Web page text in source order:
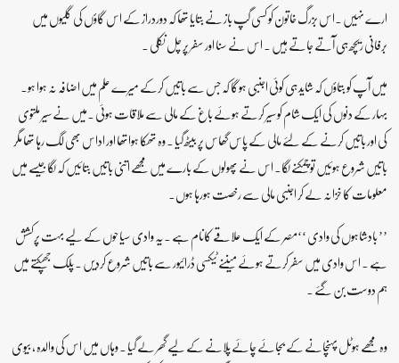
ارے نہیں ۔اس بزرگ خاتون کو کسی گپ باز نے بتایا تھا کہ دوردراز کے اس گاؤں کی گلیوں میں
برفانی ریچھ ہی آتے جاتے ہیں ۔ اس نے سنا اور سفر پر چل نکلی ۔
میں آپ کو بتاؤں کہ شاید ہی کوئی اجنبی ہوگا کہ جس سے باتیں کرکے میرے علم میں اضافہ نہ ہوا ہو۔
بہار کے دنوں کی ایک شام کو سیر کرتے ہوئے باغ کے مالی سے ملاقات ہوئی ۔میں نے سیر ملتوی
کی اور باتیں کرنے کے لئے مالی کے پاس گھاس پر بیٹھ گیا ۔ وہ تھکا ہواتھا اور اداس بھی لگ رہا تھا مگر
باتیں شروع ہوئیں تو چمکنے لگا۔ اس نے پھولوں کے بارے میں مجھے اتنی باتیں بتائیں کہ لگا جیسے میں
معلومات کا خزانہ لے کر اجنبی مالی سے رخصت ہورہا ہوں۔
’’ بادشاہوں کی وادی ‘‘مصر کے ایک علاقے کانام ہے ۔یہ وادی سیاحوں کے لیے بہت پرکشش
ہے ۔ اس وادی میں سفر کرتے ہوئے میںنے ٹیکسی ڈرائیور سے باتیں شروع کردیں ۔ پلک جھپکتے میں
ہم دوست بن گئے ۔
وہ مجھے ہوٹل پہنچانے کے بجائے چائے پلانے کے لیے گھر لے گیا ۔ وہاں میں اس کی والدہ ، بیوی